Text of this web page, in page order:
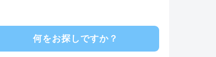
何をお探しですか？